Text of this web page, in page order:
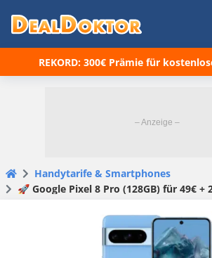
REKORD: 300€ Prämie für
Handytarife & Smartphones
🚀 Google Pixel 8 Pro (128GB) für 49€ + 25GB 5G/LTE Allnet für 34,99€/Monat + 5G jedes Jahr